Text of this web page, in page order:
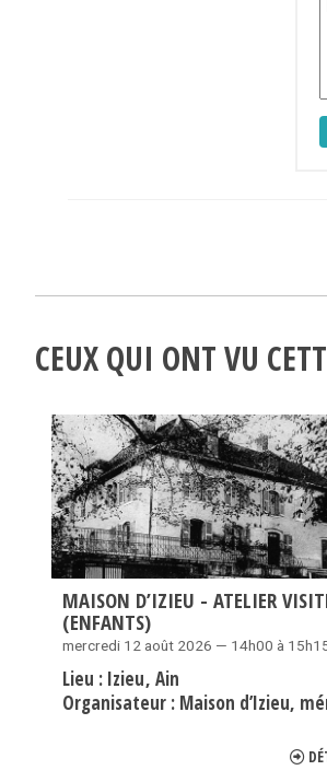
CEUX QUI ONT VU
MAISON D’IZIEU - ATELIER
(ENFANTS)
mercredi 12 août 2026 — 14h00 à
Lieu : Izieu Ain
Organisateur : Maison d’Izieu, mémorial des enfants juifs